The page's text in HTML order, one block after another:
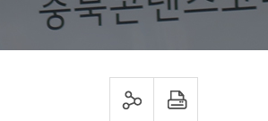
sns 공유하기 프린트하기